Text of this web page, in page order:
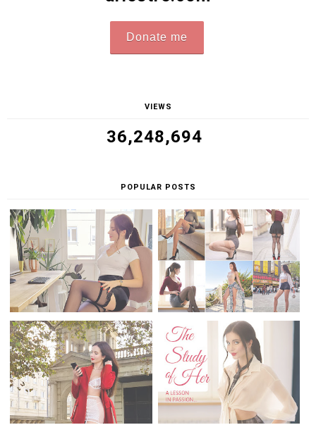
Donate me
VIEWS
36,248,694
POPULAR POSTS